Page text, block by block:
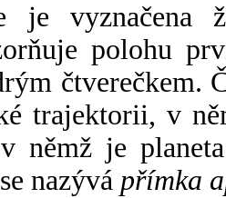
je vyznačena
polohu
čtverečkem.
trajektorii, v
němž je
nazývá přímka